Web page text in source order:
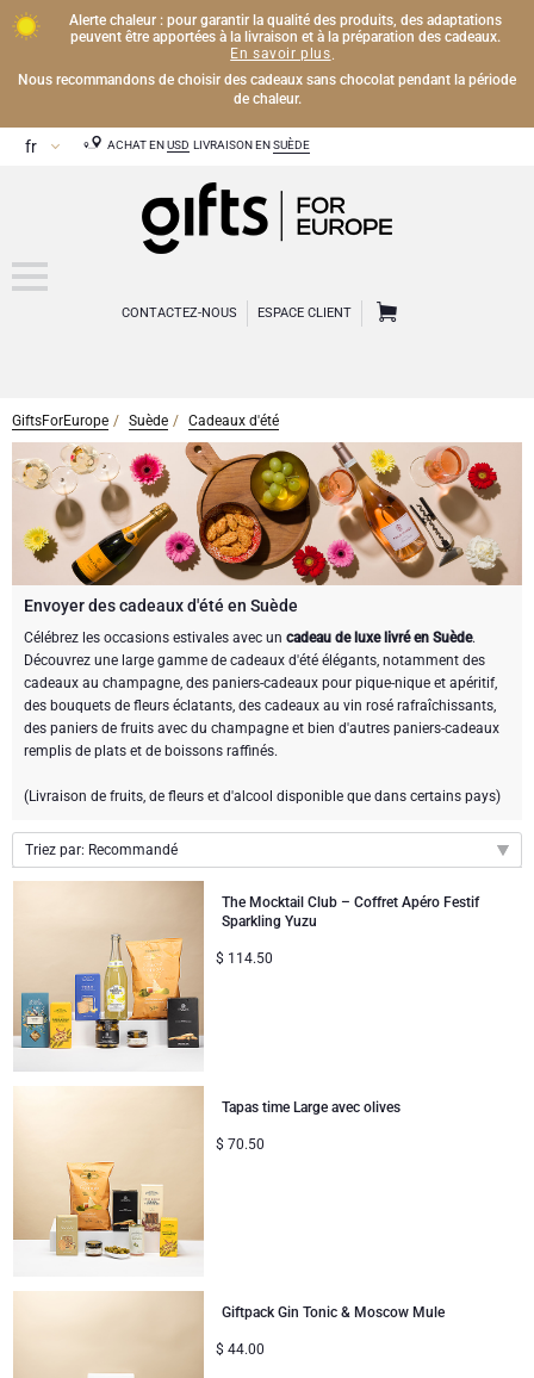
Alerte chaleur : pour garantir la qualité des produits, des adaptations
peuvent être apportées à la livraison et à la préparation des cadeaux.
En savoir plus.
Nous recommandons de choisir des cadeaux sans chocolat pendant la période
de chaleur.
ACHAT EN USD LIVRAISON EN SUÈDE
CONTACTEZ-NOUS ESPACE CLIENT
BOISSONS
Cadeaux sans alcool
CHOCOLAT
Cadeaux au chocolat
Sweet Gifts
Neuhaus chocolats
Godiva chocolats
Corné Port-Royal chocolats Belges
Jules Destrooper
CADEAUX GOURMET
Cadeaux gourmet
LIFESTYLE
Des cadeaux bien être
Atelier Rebul
MARQUE
Atelier Rebul
Cartwright & Butler
Corné Port-Royal chocolats Belges
Neuhaus chocolats
Trixie bébé & enfants
PRIX
Petits Budgets
Cadeaux Luxueux
OCCASION
Cadeaux populaires
Anniversaire
Cadeaux d'affaires
Cadeaux mariage
Remerciements
CADEAUX D'ENTREPRISE
Services de Cadeaux d'Affaires
Collection d'Entreprise
GiftsForEurope Suède Cadeaux d'été
Envoyer des cadeaux d'été en Suède
Célébrez les occasions estivales avec un cadeau de luxe livré en Suède.
Découvrez une large gamme de cadeaux d'été élégants, notamment des
cadeaux au champagne, des paniers-cadeaux pour pique-nique et apéritif,
des bouquets de fleurs éclatants, des cadeaux au vin rosé rafraîchissants,
des paniers de fruits avec du champagne et bien d'autres paniers-cadeaux
remplis de plats et de boissons raffinés.
(Livraison de fruits, de fleurs et d'alcool disponible que dans certains pays)
Triez par: Recommandé
Prix par ordre croissant
Prix par ordre décroissant
The Mocktail Club – Coffret Apéro Festif
Sparkling Yuzu
$ 114.50
Tapas time Large avec olives
$ 70.50
Giftpack Gin Tonic & Moscow Mule
$ 44.00